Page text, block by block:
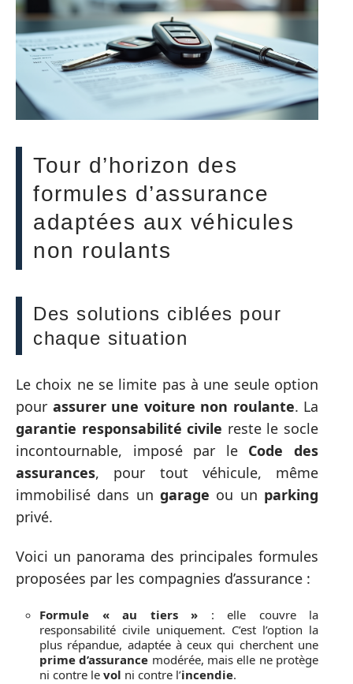
Tour d’horizon des
formules d’assurance
adaptées aux véhicules
non roulants
Des solutions ciblées pour
chaque situation
Le choix ne se limite pas à une seule option
pour assurer une voiture non roulante. La
garantie responsabilité civile reste le socle
incontournable, imposé par le Code des
assurances, pour tout véhicule, même
immobilisé dans un garage ou un parking
privé.
Voici un panorama des principales formules
proposées par les compagnies d’assurance :
Formule « au tiers » : elle couvre la
responsabilité civile uniquement. C’est l’option la
plus répandue, adaptée à ceux qui cherchent une
prime d’assurance modérée, mais elle ne protège
ni contre le vol ni contre l’incendie.